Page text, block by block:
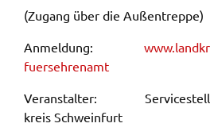
(Zugang über die Außen­trep­pe)
Anmel­dung:
fuer​sehr​enam​t
Veran­stal­ter: Service­stel­le
kreis Schwein­furt
ermöglichen.
Weitere Informationen
unseren
YouTube